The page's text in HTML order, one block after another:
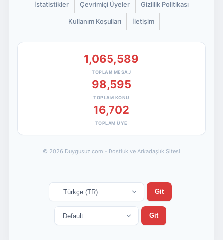
İstatistikler Çevrimiçi Üyeler Gizlilik Politikası
Kullanım Koşulları İletişim
1,065,589
TOPLAM MESAJ
98,595
TOPLAM KONU
16,702
TOPLAM ÜYE
© 2026 Duygusuz.com - Dostluk ve Arkadaşlık Sitesi